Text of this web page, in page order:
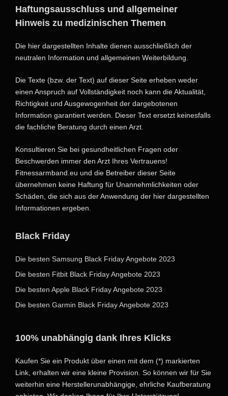
Haftungsausschluss und allgemeiner
Hinweis zu medizinischen Themen
Die hier dargestellten Inhalte dienen ausschließlich der
neutralen Information und allgemeinen Weiterbildung.
Die Texte (bzw. der Text) auf dieser Seite erheben weder
einen Anspruch auf Vollständigkeit noch kann die Aktualität,
Richtigkeit und Ausgewogenheit der dargebotenen
Information garantiert werden. Dieser Text ersetzt keinesfalls
die fachliche Beratung durch einen Arzt.
Konsultieren Sie bei gesundheitlichen Fragen oder
Beschwerden immer den Arzt Ihres Vertrauens!
Fitnessarmband.eu und die Betreiber dieser Seite
übernehmen keine Haftung für Unannehmlichkeiten oder
Schäden, die sich aus der Anwendung der hier dargestellten
Informationen ergeben.
Black Friday
Die besten Samsung Black Friday Angebote 2023
Die besten Fitbit Black Friday Angebote 2023
Die besten Apple Black Friday Angebote 2023
Die besten Garmin Black Friday Angebote 2023
100% unabhängig dank Ihres Klicks
Kaufen Sie ein Produkt über einen mit dem (*) markierten
Link, erhalten wir eine kleine Provision. So können wir für Sie
weiterhin eine Herstellerunabhängige, ehrliche Kaufberatung